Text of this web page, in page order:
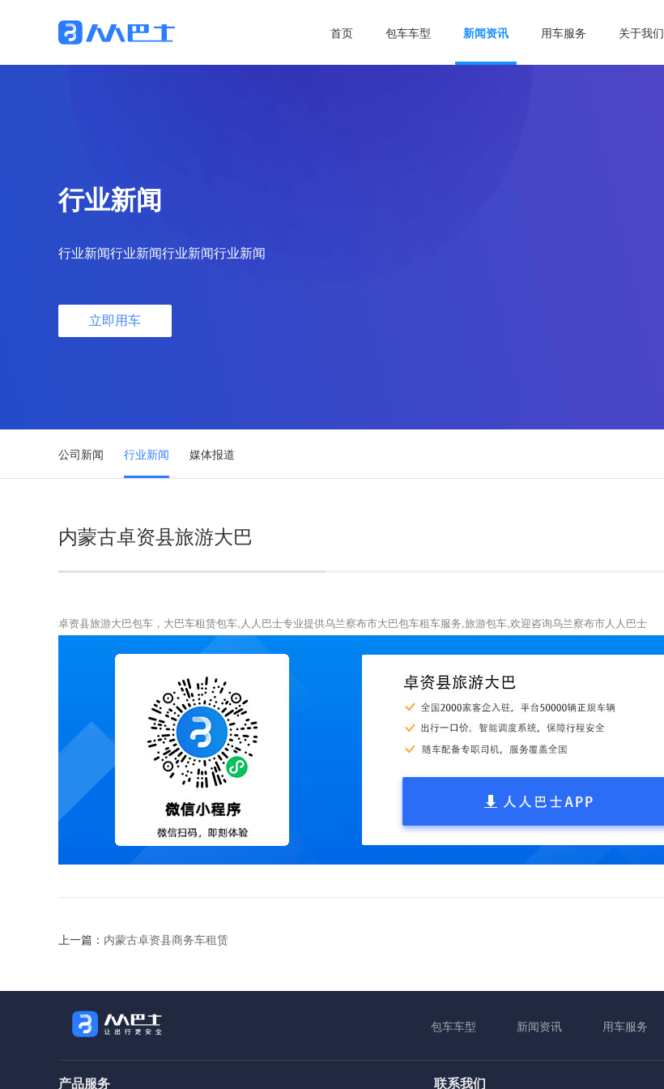
首页 包车车型 新闻资讯 用车服务 关于我们
行业新闻
行业新闻行业新闻行业新闻行业新闻
立即用车
公司新闻 行业新闻 媒体报道
内蒙古卓资县旅游大巴
卓资县旅游大巴包车，大巴车租赁包车,人人巴士专业提供乌兰察布市大巴包车租车服务,旅游包车,欢迎咨询乌兰察布市人人巴士
上一篇： 内蒙古卓资县商务车租赁
包车车型 新闻资讯 用车服务
产品服务 联系我们